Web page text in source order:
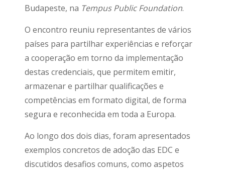
Budapeste, na Tempus Public Foundation.
O encontro reuniu representantes de vários
países para partilhar experiências e reforçar
a cooperação em torno da implementação
destas credenciais, que permitem emitir,
armazenar e partilhar qualificações e
competências em formato digital, de forma
segura e reconhecida em toda a Europa.
Ao longo dos dois dias, foram apresentados
exemplos concretos de adoção das EDC e
discutidos desafios comuns, como aspetos